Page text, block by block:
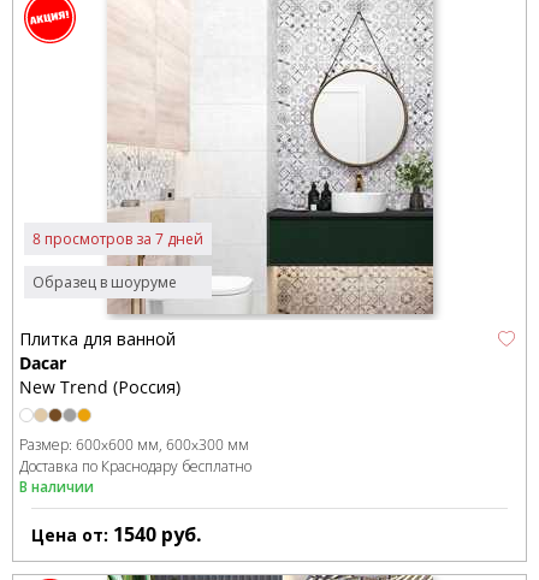
Образец в шоуруме
8 просмотров за 7 дней
Плитка для ванной
Dacar
New Trend (Россия)
Размер: 600x600 мм 600x300 мм
Доставка по Краснодару бесплатно
В наличии
Цена от: 1540 руб.